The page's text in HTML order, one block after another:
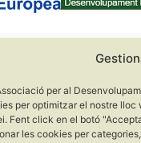
per al
per optimitzar el nostre lloc
Fent click en el botó
les cookies per